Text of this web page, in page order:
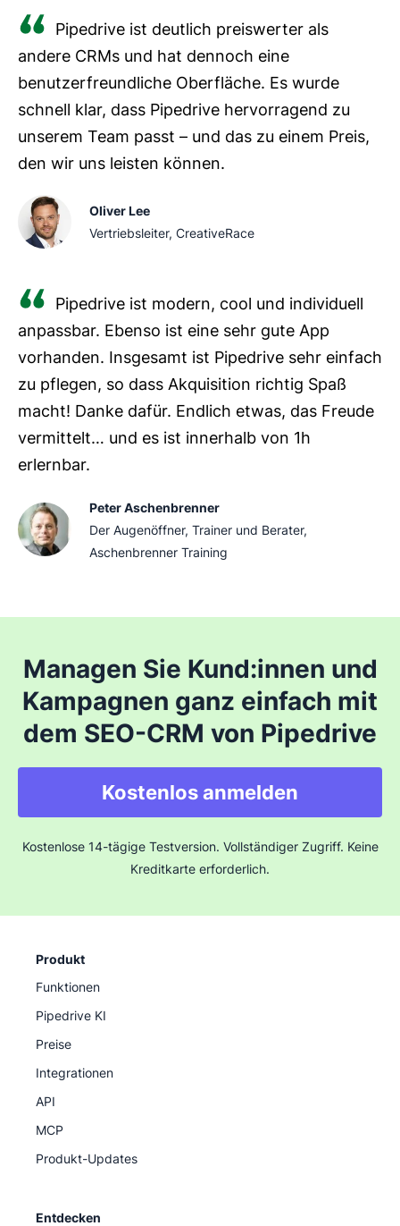
Pipedrive ist deutlich preiswerter als
andere CRMs und hat dennoch eine
benutzerfreundliche Oberfläche. Es wurde
schnell klar, dass Pipedrive hervorragend zu
unserem Team passt – und das zu einem Preis,
den wir uns leisten können.
Oliver Lee
Vertriebsleiter, CreativeRace
Pipedrive ist modern, cool und individuell
anpassbar. Ebenso ist eine sehr gute App
vorhanden. Insgesamt ist Pipedrive sehr einfach
zu pflegen, so dass Akquisition richtig Spaß
macht! Danke dafür. Endlich etwas, das Freude
vermittelt… und es ist innerhalb von 1h
erlernbar.
Peter Aschenbrenner
Der Augenöffner, Trainer und Berater,
Aschenbrenner Training
Managen Sie Kund:innen und
Kampagnen ganz einfach mit
dem SEO-CRM von Pipedrive
Kostenlos anmelden
Kostenlose 14-tägige Testversion. Vollständiger Zugriff. Keine
Kreditkarte erforderlich.
Produkt
Funktionen
Pipedrive KI
Preise
Integrationen
API
MCP
Produkt-Updates
Entdecken